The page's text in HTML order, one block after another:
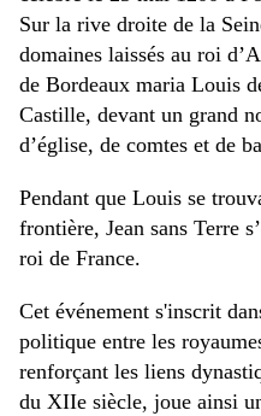
Sur la rive droite de la
domaines laissés au roi
de Bordeaux maria Louis
Castille, devant un grand
d’église, de comtes et de
Pendant que Louis se
frontière, Jean sans Terre
roi de France.
Cet événement s'inscrit
politique entre les
renforçant les liens
du XIIe siècle, joue ainsi